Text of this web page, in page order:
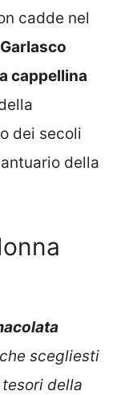
cadde nel
cappellina
dei secoli
della
scegliesti
della